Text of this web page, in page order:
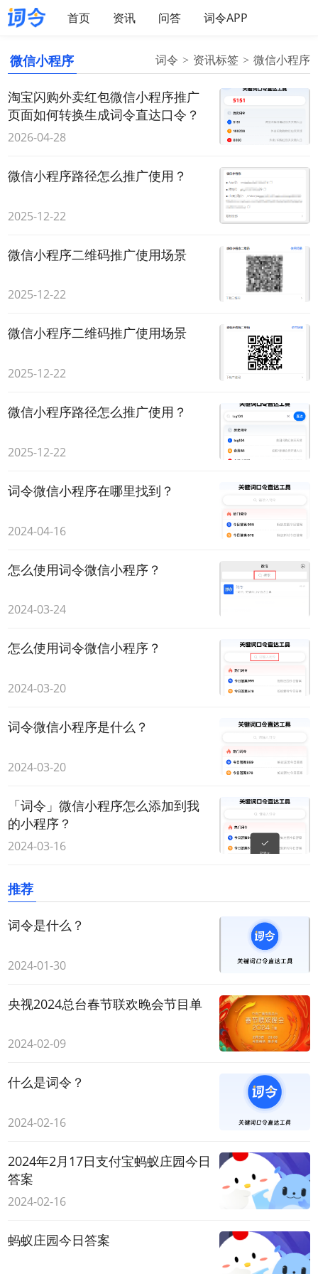
首页 资讯 问答 词令APP
微信小程序 词令 资讯标签 微信小程序
淘宝闪购外卖红包微信小程序推广
页面如何转换生成词令直达口令？
2026-04-28
微信小程序路径怎么推广使用？
2025-12-22
微信小程序二维码推广使用场景
2025-12-22
微信小程序二维码推广使用场景
2025-12-22
微信小程序路径怎么推广使用？
2025-12-22
词令微信小程序在哪里找到？
2024-04-16
怎么使用词令微信小程序？
2024-03-24
怎么使用词令微信小程序？
2024-03-20
词令微信小程序是什么？
2024-03-20
「词令」微信小程序怎么添加到我
的小程序？
2024-03-16
推荐
词令是什么？
2024-01-30
央视2024总台春节联欢晚会节目单
2024-02-09
什么是词令？
2024-02-16
2024年2月17日支付宝蚂蚁庄园今日
答案
2024-02-16
蚂蚁庄园今日答案